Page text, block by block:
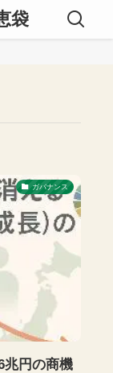
袋
ガバナンス
兆円の商機